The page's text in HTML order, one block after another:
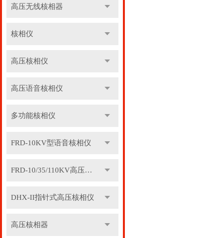
高压无线核相器
核相仪
高压核相仪
高压语音核相仪
多功能核相仪
FRD-10KV型语音核相仪
FRD-10/35/110KV高压语音核相器
DHX-II指针式高压核相仪
高压核相器